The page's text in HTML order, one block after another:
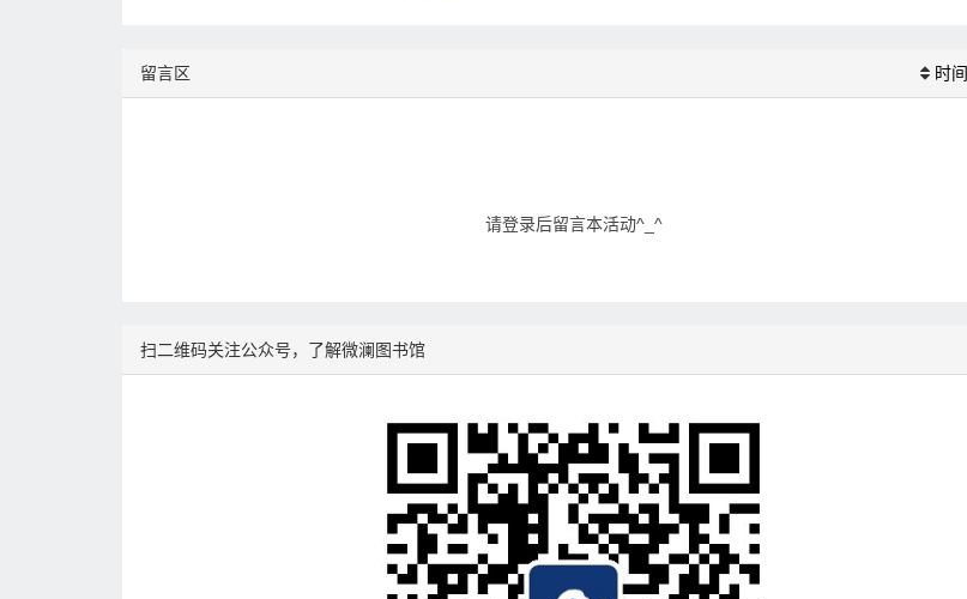
留言区 时间
请登录后留言本活动^_^
扫二维码关注公众号，了解微澜图书馆